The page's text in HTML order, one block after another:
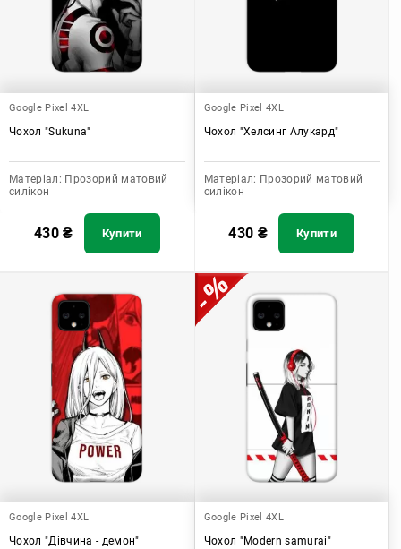
Google Pixel 4XL
Чохол "Sukuna"
Матеріал: Прозорий матовий
силікон
430₴ Купити
Google Pixel 4XL
Чохол "Хелсинг Алукард"
Матеріал: Прозорий матовий
силікон
430 ₴ Купити
Google Pixel 4XL
Чохол "Дівчина - демон"
Google Pixel 4XL
Чохол "Modern samurai"